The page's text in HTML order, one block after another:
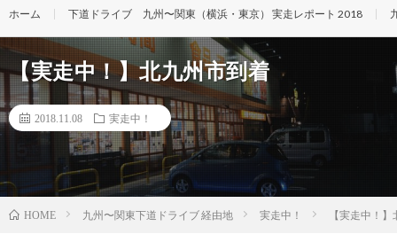
ホーム 下道ドライブ 九州〜関東（横浜・東京） 実走レポート 2018
【実走中！】北九州市到着
2018.11.08 実走中！
HOME 九州〜関東下道ドライブ 経由地 実走中！ 【実走中！